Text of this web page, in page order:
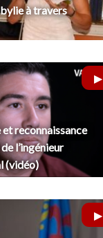
à travers
reconnaissance
l’ingénieur
(vidéo)